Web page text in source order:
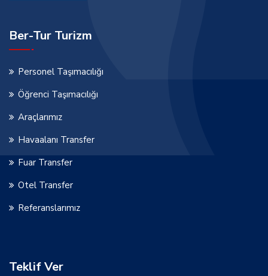
Ber-Tur Turizm
Personel Taşımacılığı
Öğrenci Taşımacılığı
Araçlarımız
Havaalanı Transfer
Fuar Transfer
Otel Transfer
Referanslarımız
Teklif Ver